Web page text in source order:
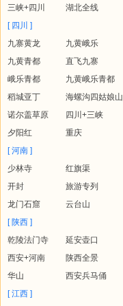
三峡+四川
湖北全线
[ 四川 ]
九寨黄龙
九黄峨乐
九黄青都
直飞九寨
峨乐青都
九黄峨乐青都
稻城亚丁
海螺沟四姑娘山
诺尔盖草原
四川+三峡
夕阳红
重庆
[ 河南 ]
少林寺
红旗渠
开封
旅游专列
龙门石窟
云台山
[ 陕西 ]
乾陵法门寺
延安壶口
西安+河南
陕西全景
华山
西安兵马俑
[ 江西 ]